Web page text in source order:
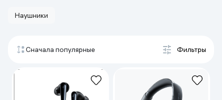
Наушники
Сначала популярные Фильтры